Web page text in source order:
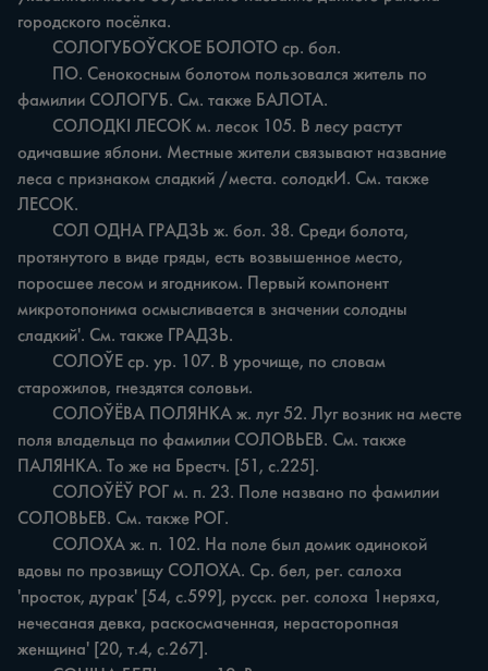
городского посёлка.
фамилии СОЛОГУБ. См. также БАЛОТА.
одичавшие яблони. Местные жители связывают название
леса с признаком сладкий /места. солодкИ. См. также
ЛЕСОК.
протянутого в виде гряды, есть возвышенное место,
поросшее лесом и ягодником. Первый компонент
микротопонима осмысливается в значении солодны
сладкий'. См. также ГРАДЗЬ.
старожилов, гнездятся соловьи.
поля владельца по фамилии СОЛОВЬЕВ. См. также
ПАЛЯНКА. То же на Брестч. [51, с.225].
СОЛОВЬЕВ. См. также РОГ.
вдовы по прозвищу СОЛОХА. Ср. бел, рег. салоха
'просток, дурак' [54, с.599], русск. рег. солоха 1неряха,
нечесаная девка, раскосмаченная, нерасторопная
женщина' [20, т.4, с.267].